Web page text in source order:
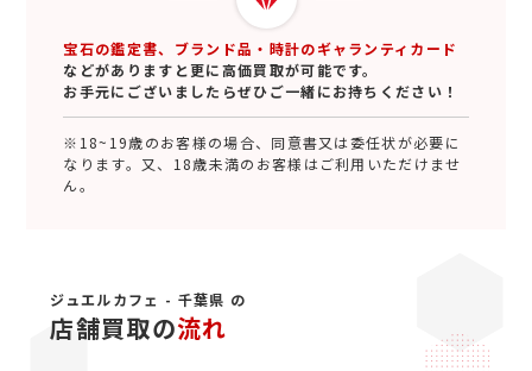
宝石の鑑定書、ブランド品・時計のギャランティカード
などがありますと更に高価買取が可能です。
お手元にございましたらぜひご一緒にお持ちください！
※18~19歳のお客様の場合、同意書又は委任状が必要に
なります。又、18歳未満のお客様はご利用いただけませ
ん。
ジュエルカフェ - 千葉県 の
店舗買取の流れ